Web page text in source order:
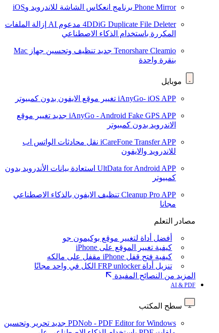
Phone Mirror برنامج انعكاس الشاشة للاندرويد وiOS
4DDiG Duplicate File Deleter مدعوم AI
إزالة الملفات
المكررة باستخدام الذكاء الاصطناعي
Tenorshare Cleamio جديد
تنظيف وتحسين جهاز Mac
بنقرة واحدة
موبايل
iAnyGo- iOS APP تغيير موقع الايفون بدون كمبيوتر
iAnyGo - Android Fake GPS APP جديد تغيير موقع
الاندرويد بدون كمبيوتر
iCareFone Transfer APP نقل محادثات الواتس اب
للاندرويد والايفون
UltData for Android APP استعادة بيانات الأندرويد بدون
كمبيوتر
Cleanup Pro APP تنظيف الايفون بالذكاء الاصطناعي
مجانا
مصادر التعلم
أفضل أداة لتغيير موقع بوكيمون جو
كيفية تغيير الموقع على iPhone
كيفية فتح قفل iPhone مقفل على مالكه
تنزيل أداة FRP unlocker الكل في واحد مجانًا
المزيد من النصائح المفيدة
AI & PDF
سطح المكتب
PDNob - PDF Editor for Windows جديد تحرير وتحسين